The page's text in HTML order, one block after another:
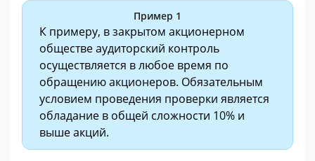
Пример 1
К примеру, в закрытом акционерном
обществе аудиторский контроль
осуществляется в любое время по
обращению акционеров. Обязательным
условием проведения проверки является
обладание в общей сложности 10% и
выше акций.